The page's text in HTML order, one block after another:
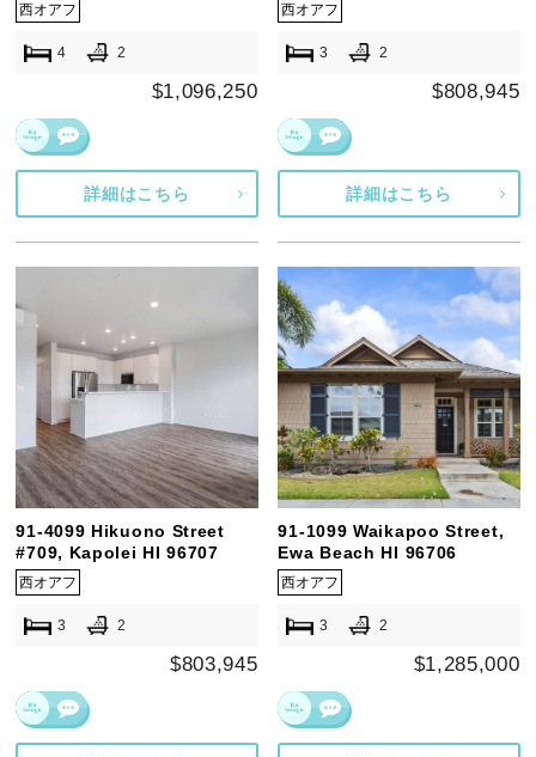
西オアフ
4 2
$1,096,250
詳細はこちら
西オアフ
3 2
$808,945
詳細はこちら
91-4099 Hikuono Street
#709, Kapolei HI 96707
西オアフ
3 2
$803,945
91-1099 Waikapoo Street,
Ewa Beach HI 96706
西オアフ
3 2
$1,285,000